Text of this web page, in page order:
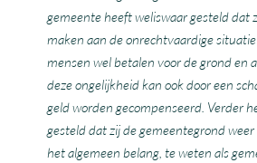
gemeente heeft weliswaar gesteld dat
maken aan de onrechtvaardige
mensen wel betalen voor de grond en
deze ongelijkheid kan ook door een
geld worden gecompenseerd. Verder
gesteld dat zij de gemeentegrond
het algemeen belang, te weten als